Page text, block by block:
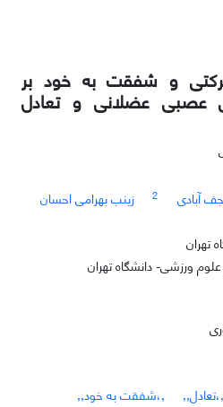
حرکتی و شفقت به خود بر
عصبی عضلانی و تعادل
آبادی 2 زینب بهرامی احسان
تهران
ورزشی- دانشگاه تهران
,،تعادل,,
,،شفقت به خود,,